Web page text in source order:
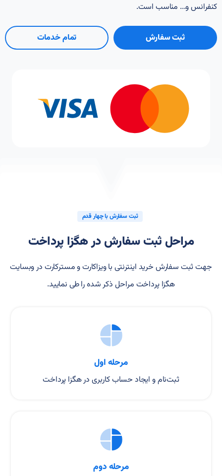
کنفرانس و... مناسب است.
ثبت سفارش تمام خدمات
ثبت سفارش با چهار قدم
مراحل ثبت سفارش در هگزا پرداخت
جهت ثبت سفارش خرید اینترنتی با ویزاکارت و مسترکارت در وبسایت
هگزا پرداخت مراحل ذکر شده را طی نمایید.
مرحله اول
ثبت‌نام و ایجاد حساب کاربری در هگزا پرداخت
مرحله دوم